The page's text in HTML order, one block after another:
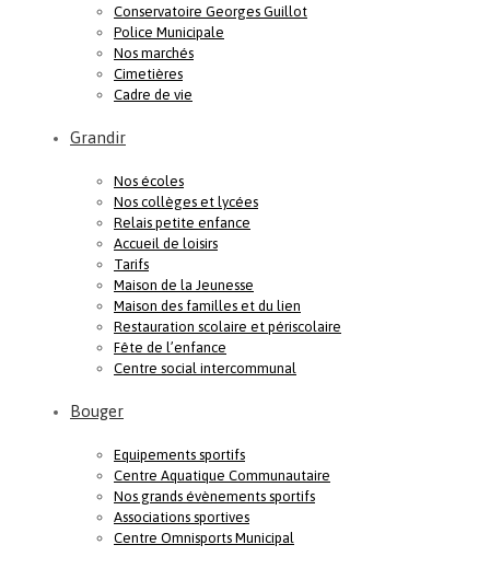
Conservatoire Georges Guillot
Police Municipale
Nos marchés
Cimetières
Cadre de vie
Grandir
Nos écoles
Nos collèges et lycées
Relais petite enfance
Accueil de loisirs
Tarifs
Maison de la Jeunesse
Maison des familles et du lien
Restauration scolaire et périscolaire
Fête de l’enfance
Centre social intercommunal
Bouger
Equipements sportifs
Centre Aquatique Communautaire
Nos grands évènements sportifs
Associations sportives
Centre Omnisports Municipal